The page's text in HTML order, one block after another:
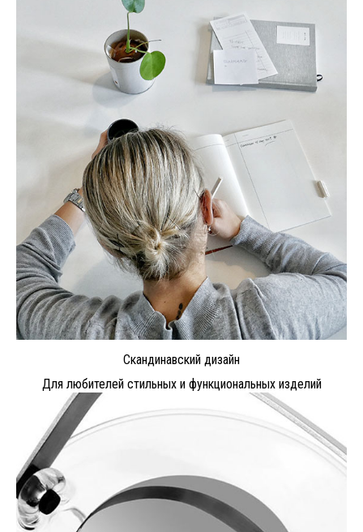
Скандинавский дизайн
Для любителей стильных и функциональных изделий